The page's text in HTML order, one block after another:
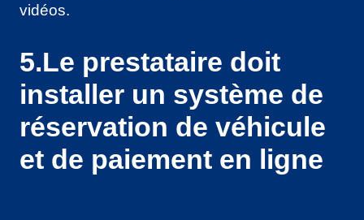
vidéos.
5.Le prestataire doit
installer un système de
réservation de véhicule
et de paiement en ligne